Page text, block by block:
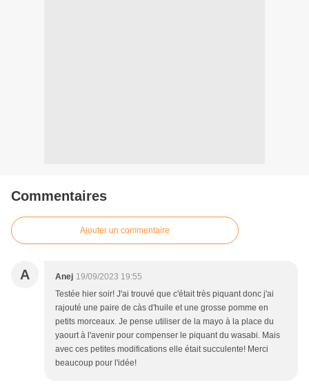
Commentaires
Ajouter un commentaire
A Anej 19/09/2023 19:55
Testée hier soir! J'ai trouvé que c'était très piquant donc j'ai
rajouté une paire de càs d'huile et une grosse pomme en
petits morceaux. Je pense utiliser de la mayo à la place du
yaourt à l'avenir pour compenser le piquant du wasabi. Mais
avec ces petites modifications elle était succulente! Merci
beaucoup pour l'idée!